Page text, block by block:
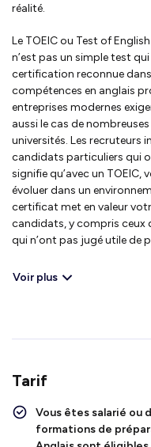
réalité.
Le TOEIC ou Test of
n’est pas un simple test
certification reconnue
compétences en anglais
entreprises modernes
aussi le cas de
universités. Les recruteurs
candidats particuliers qui
signifie qu’avec un
évoluer dans un
certificat met en valeur
candidats, y compris ceux
qui n’ont pas jugé utile de
Voir plus
Tarif
Vous êtes salarié ou
formations de